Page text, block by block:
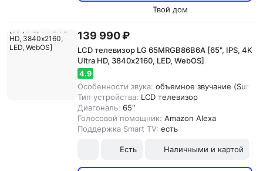
Твой дом
139 990 ₽
LCD телевизор LG 65MRGB86B6A [65", IPS, 4K
Ultra HD, 3840х2160, LED, WebOS]
4.9
Особенности звука: объемное звучание
Тип устройства: LCD телевизор
Диагональ: 65"
Голосовой помощник: Amazon Alexa
Поддержка Smart TV: есть
Есть Наличными и картой